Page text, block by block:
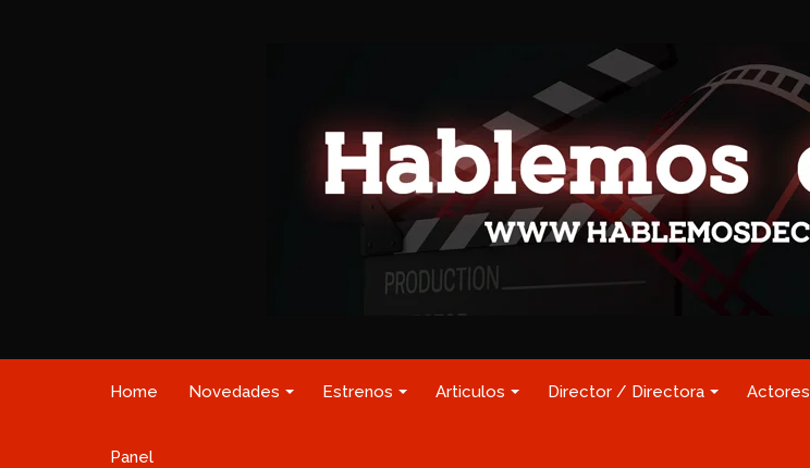
Home Novedades Estrenos Articulos Director / Directora Actores
Panel